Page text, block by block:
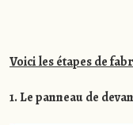
Voici les étapes de
1. Le panneau de